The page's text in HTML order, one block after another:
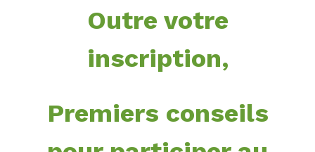
Outre votre
inscription,
Premiers conseils